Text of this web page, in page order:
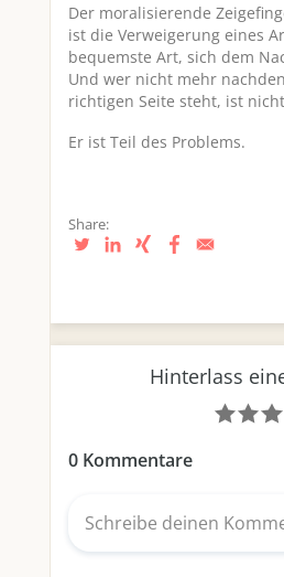
Der moralisierende
ist die Verweigerung eines
bequemste Art, sich dem
Und wer nicht mehr
richtigen Seite steht, ist
Er ist Teil des Problems.
Share: